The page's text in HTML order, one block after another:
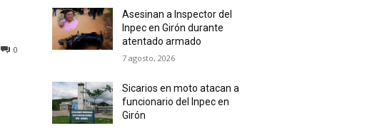
0
Asesinan a Inspector del
Inpec en Girón durante
atentado armado
7 agosto, 2026
Sicarios en moto atacan a
funcionario del Inpec en
Girón